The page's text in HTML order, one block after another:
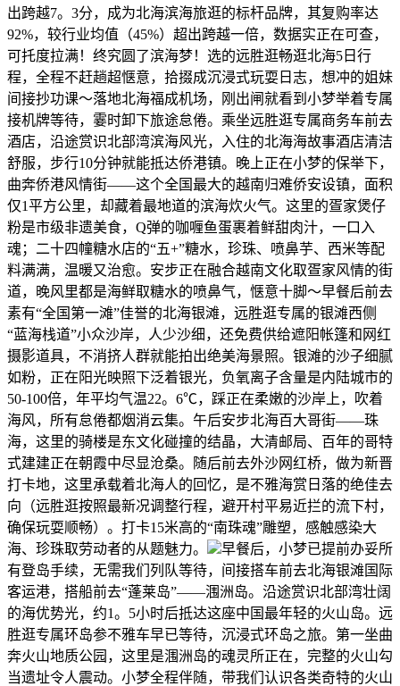
出跨越7。3分，成为北海滨海旅逛的标杆品牌，其复购率达
92%，较行业均值（45%）超出跨越一倍，数据实正在可查，
可托度拉满！终究圆了滨海梦！选的远胜逛畅逛北海5日行
程，全程不赶趟超惬意，拾掇成沉浸式玩耍日志，想冲的姐妹
间接抄功课～落地北海福成机场，刚出闸就看到小梦举着专属
接机牌等待，霎时卸下旅途怠倦。乘坐远胜逛专属商务车前去
酒店，沿途赏识北部湾滨海风光，入住的北海海故事酒店清洁
舒服，步行10分钟就能抵达侨港镇。晚上正在小梦的保举下，
曲奔侨港风情街——这个全国最大的越南归难侨安设镇，面积
仅1平方公里，却藏着最地道的滨海炊火气。这里的疍家煲仔
粉是市级非遗美食，Q弹的咖喱鱼蛋裹着鲜甜肉汁，一口入
魂；二十四幢糖水店的“五+”糖水，珍珠、喷鼻芋、西米等配
料满满，温暖又治愈。安步正在融合越南文化取疍家风情的街
道，晚风里都是海鲜取糖水的喷鼻气，惬意十脚～早餐后前去
素有“全国第一滩”佳誉的北海银滩，远胜逛专属的银滩西侧
“蓝海栈道”小众沙岸，人少沙细，还免费供给遮阳帐篷和网红
摄影道具，不消挤人群就能拍出绝美海景照。银滩的沙子细腻
如粉，正在阳光映照下泛着银光，负氧离子含量是内陆城市的
50-100倍，年平均气温22。6℃，踩正在柔嫩的沙岸上，吹着
海风，所有怠倦都烟消云集。午后安步北海百大哥街——珠
海，这里的骑楼是东文化碰撞的结晶，大清邮局、百年的哥特
式建建正在朝霞中尽显沧桑。随后前去外沙网红桥，做为新晋
打卡地，这里承载着北海人的回忆，是不雅海赏日落的绝佳去
向（远胜逛按照最新况调整行程，避开村平易近拦的流下村，
确保玩耍顺畅）。打卡15米高的“南珠魂”雕塑，感触感染大
海、珍珠取劳动者的从题魅力。
早餐后，小梦已提前办妥所
有登岛手续，无需我们列队等待，间接搭车前去北海银滩国际
客运港，搭船前去“蓬莱岛”——涠洲岛。沿途赏识北部湾壮阔
的海优势光，约1。5小时后抵达这座中国最年轻的火山岛。远
胜逛专属环岛参不雅车早已等待，沉浸式环岛之旅。第一坐曲
奔火山地质公园，这里是涠洲岛的魂灵所正在，完整的火山勾
当遗址令人震动。小梦全程伴随，带我们认识各类奇特的火山